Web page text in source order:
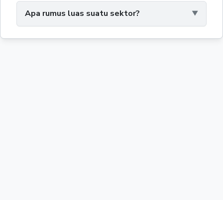
Apa rumus luas suatu sektor?